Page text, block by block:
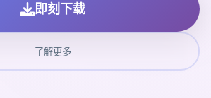
即刻下载
了解更多